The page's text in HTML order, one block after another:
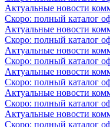
Актуальные новости
Скоро: полный каталог
Актуальные новости
Скоро: полный каталог
Актуальные новости
Скоро: полный каталог
Актуальные новости
Скоро: полный каталог
Актуальные новости
Скоро: полный каталог
Актуальные новости
Скоро: полный каталог